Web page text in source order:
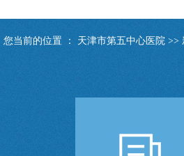
医院文化 采购信
您当前的位置 ： 天津市第五中心医院>>